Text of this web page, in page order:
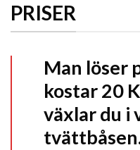
PRISER
Man löser
kostar 20
växlar du i